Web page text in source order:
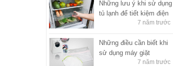
Những lưu ý khi sử dụng
tủ lạnh để tiết kiệm điện
7 năm trước
Những điều cần biết khi
sử dụng máy giặt
7 năm trước